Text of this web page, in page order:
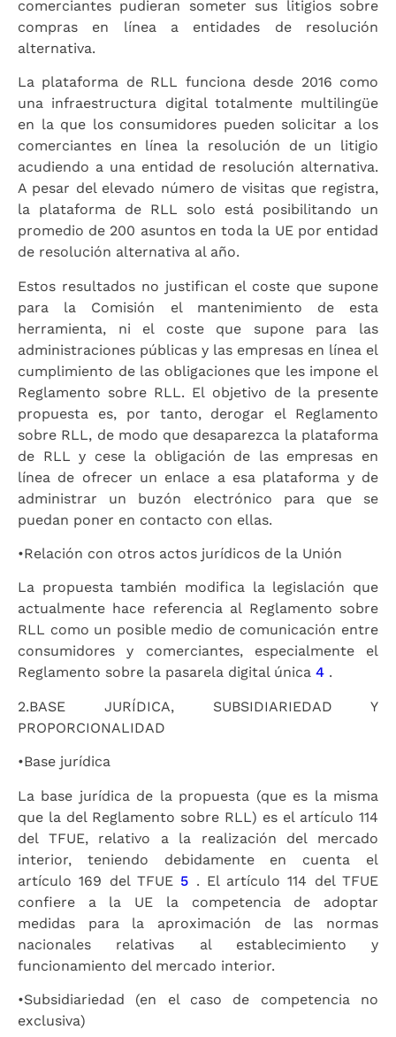
comerciantes pudieran someter sus litigios sobre
compras en línea a entidades de resolución
alternativa.
La plataforma de RLL funciona desde 2016 como
una infraestructura digital totalmente multilingüe
en la que los consumidores pueden solicitar a los
comerciantes en línea la resolución de un litigio
acudiendo a una entidad de resolución alternativa.
A pesar del elevado número de visitas que registra,
la plataforma de RLL solo está posibilitando un
promedio de 200 asuntos en toda la UE por entidad
de resolución alternativa al año.
Estos resultados no justifican el coste que supone
para la Comisión el mantenimiento de esta
herramienta, ni el coste que supone para las
administraciones públicas y las empresas en línea el
cumplimiento de las obligaciones que les impone el
Reglamento sobre RLL. El objetivo de la presente
propuesta es, por tanto, derogar el Reglamento
sobre RLL, de modo que desaparezca la plataforma
de RLL y cese la obligación de las empresas en
línea de ofrecer un enlace a esa plataforma y de
administrar un buzón electrónico para que se
puedan poner en contacto con ellas.
•Relación con otros actos jurídicos de la Unión
La propuesta también modifica la legislación que
actualmente hace referencia al Reglamento sobre
RLL como un posible medio de comunicación entre
consumidores y comerciantes, especialmente el
Reglamento sobre la pasarela digital única 4 .
2.BASE JURÍDICA, SUBSIDIARIEDAD Y
PROPORCIONALIDAD
•Base jurídica
La base jurídica de la propuesta (que es la misma
que la del Reglamento sobre RLL) es el artículo 114
del TFUE, relativo a la realización del mercado
interior, teniendo debidamente en cuenta el
artículo 169 del TFUE 5 . El artículo 114 del TFUE
confiere a la UE la competencia de adoptar
medidas para la aproximación de las normas
nacionales relativas al establecimiento y
funcionamiento del mercado interior.
•Subsidiariedad (en el caso de competencia no
exclusiva)